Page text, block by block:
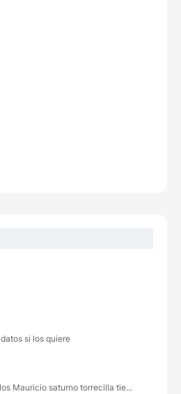
si los quiere
Mauricio saturno torrecilla tie...